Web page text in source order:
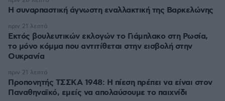
H συναρπαστική άγνωστη εναλλακτική της Βαρκελώνης
Εκτός βουλευτικών εκλογών το Γιάμπλακο στη Ρωσία,
το μόνο κόμμα που αντιτίθεται στην εισβολή στην
Ουκρανία
πριν 21 λεπτά
Προπονητής ΤΣΣΚΑ 1948: Η πίεση πρέπει να είναι στον
Παναθηναϊκό, εμείς να απολαύσουμε το παιχνίδι
πριν 21 λεπτά